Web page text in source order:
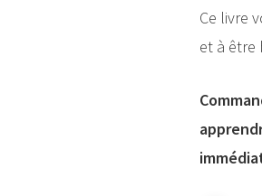
Ce livre
et à être